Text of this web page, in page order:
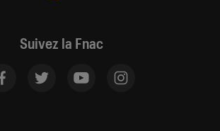
Suivez la Fnac